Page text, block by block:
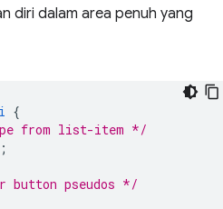
diri dalam area penuh yang
{
from list-item */
;
pseudos */